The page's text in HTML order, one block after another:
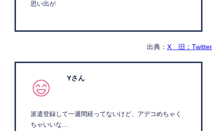
思い出が
出典： X 旧：Twitter
Yさん
派遣登録して一週間経ってないけど、アデコめちゃく
ちゃいいな…